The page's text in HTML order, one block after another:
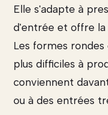
Elle s'adapte à
d'entrée et offre la
Les formes
plus difficiles à
conviennent
ou à des entrées